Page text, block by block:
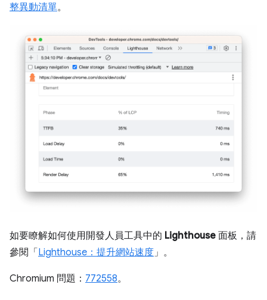
整異動清單。
如要瞭解如何使用開發人員工具中的 Lighthouse 面板，請
參閱「 Lighthouse：提升網站速度」。
Chromium 問題： 772558。